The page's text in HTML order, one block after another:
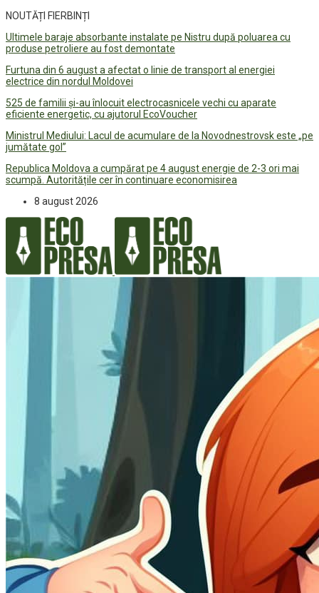
NOUTĂȚI FIERBINȚI
Ultimele baraje absorbante instalate pe Nistru după poluarea cu
produse petroliere au fost demontate
Furtuna din 6 august a afectat o linie de transport al energiei
electrice din nordul Moldovei
525 de familii și-au înlocuit electrocasnicele vechi cu aparate
eficiente energetic, cu ajutorul EcoVoucher
Ministrul Mediului: Lacul de acumulare de la Novodnestrovsk este „pe
jumătate gol”
Republica Moldova a cumpărat pe 4 august energie de 2-3 ori mai
scumpă. Autoritățile cer în continuare economisirea
8 august 2026